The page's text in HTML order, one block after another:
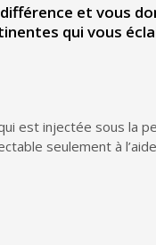
et vous
qui vous
est injectée sous la
seulement à